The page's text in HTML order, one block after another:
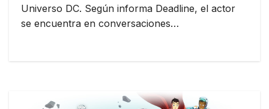
Universo DC. Según informa Deadline, el actor
se encuentra en conversaciones…